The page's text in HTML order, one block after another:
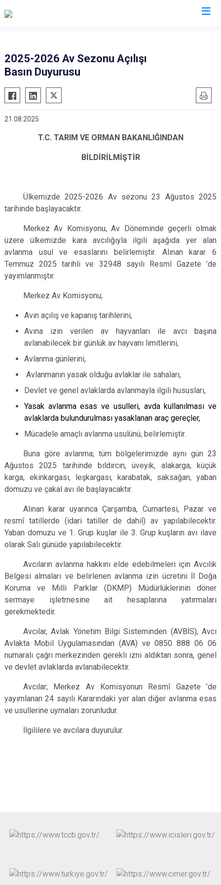
2025-2026 Av Sezonu Açılışı
Basın Duyurusu
21.08.2025
T.C. TARIM VE ORMAN BAKANLIĞINDAN
BİLDİRİLMİŞTİR
Ülkemizde 2025-2026 Av sezonu 23 Ağustos 2025
tarihinde başlayacaktır.
Merkez Av Komisyonu, Av Döneminde geçerli olmak
üzere ülkemizde kara avcılığıyla ilgili aşağıda yer alan
avlanma usul ve esaslarını belirlemiştir. Alınan karar 6
Temmuz 2025 tarihli ve 32948 sayılı Resmî Gazete ’de
yayımlanmıştır.
Merkez Av Komisyonu;
Avın açılış ve kapanış tarihlerini,
Avına izin verilen av hayvanları ile avcı başına
avlanabilecek bir günlük av hayvanı limitlerini,
Avlanma günlerini,
Avlanmanın yasak olduğu avlaklar ile sahaları,
Devlet ve genel avlaklarda avlanmayla ilgili hususları,
Yasak avlanma esas ve usulleri, avda kullanılması ve
avlaklarda bulundurulması yasaklanan araç gereçler,
Mücadele amaçlı avlanma usulünü, belirlemiştir.
Buna göre avlanma; tüm bölgelerimizde aynı gün 23
Ağustos 2025 tarihinde bıldırcın, üveyik, alakarga, küçük
karga, ekinkargası, leşkargası, karabatak, saksağan, yaban
domuzu ve çakal avı ile başlayacaktır.
Alınan karar uyarınca Çarşamba, Cumartesi, Pazar ve
resmî tatillerde (idari tatiller de dahil) av yapılabilecektir.
Yaban domuzu ve 1. Grup kuşlar ile 3. Grup kuşların avı ilave
olarak Salı günüde yapılabilecektir.
Avcıların avlanma hakkını elde edebilmeleri için Avcılık
Belgesi almaları ve belirlenen avlanma izin ücretini İl Doğa
Koruma ve Milli Parklar (DKMP) Müdürlüklerinin döner
sermaye işletmesine ait hesaplarına yatırmaları
gerekmektedir.
Avcılar, Avlak Yönetim Bilgi Sisteminden (AVBİS), Avcı
Avlakta Mobil Uygulamasından (AVA) ve 0850 888 06 06
numaralı çağrı merkezinden gerekli izni aldıktan sonra, genel
ve devlet avlaklarda avlanabilecektir.
Avcılar; Merkez Av Komisyonun Resmî Gazete ’de
yayımlanan 24 sayılı Kararındaki yer alan diğer avlanma esas
ve usullerine uymaları zorunludur.
İlgililere ve avcılara duyurulur.